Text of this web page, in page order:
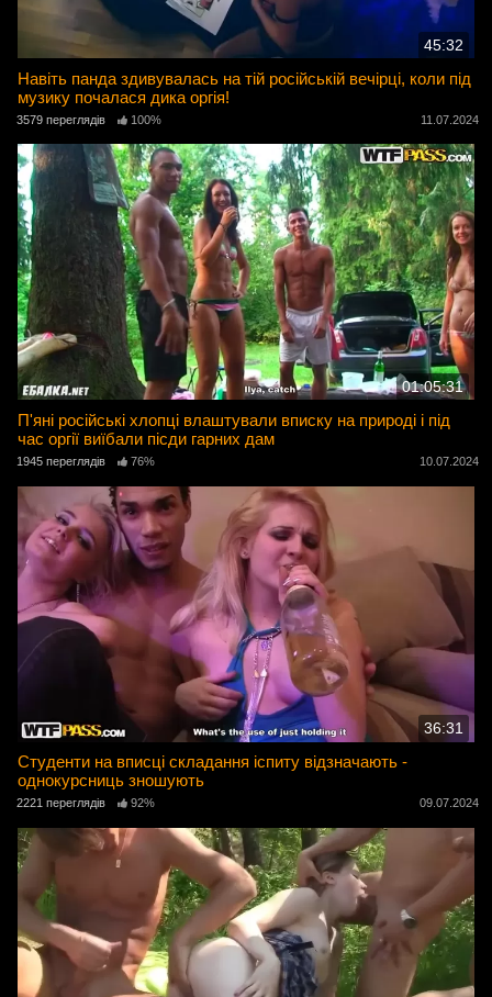
45:32
Навіть панда здивувалась на тій російській вечірці, коли під
музику почалася дика оргія!
3579 переглядів 100% 11.07.2024
01:05:31
П'яні російські хлопці влаштували вписку на природі і під
час оргії виїбали пісди гарних дам
1945 переглядів 76% 10.07.2024
36:31
Студенти на вписці складання іспиту відзначають -
однокурсниць зношують
2221 переглядів 92% 09.07.2024